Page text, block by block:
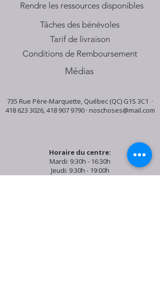
​Rendre les ressources disponibles
Tâches des bénévoles
Tarif de livraison
Conditions de Remboursement
Médias
735 Rue Père-Marquette, Québec (QC) G1S 3C1 ·
418 623 3026,418 907 9790· noschoses@mail.com
Horaire du centre:
Mardi: 9:30h - 16:30h
Jeudi: 9:30h - 19:00h